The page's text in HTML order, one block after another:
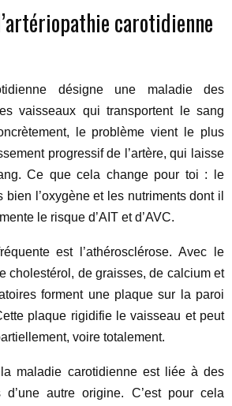
carotidienne
désigne une maladie des
vaisseaux qui transportent le sang
le problème vient le plus
progressif de l’artère, qui laisse
Ce que cela change pour toi : le
l’oxygène et les nutriments dont il
le risque d’AIT et d’AVC.
est l’athérosclérose. Avec le
cholestérol, de graisses, de calcium et
forment une plaque sur la paroi
plaque rigidifie le vaisseau et peut
voire totalement.
la maladie carotidienne est liée à des
d’une autre origine. C’est pour cela